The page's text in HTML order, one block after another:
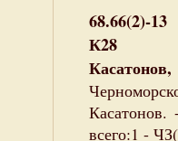
68.66(2)-13
К28
всего:1 -